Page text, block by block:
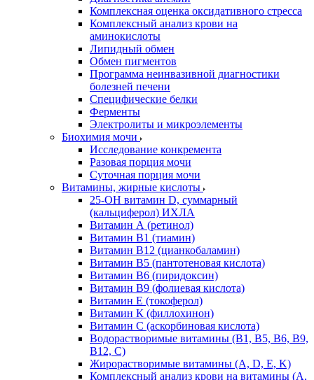
Комплексная оценка оксидативного стресса
Комплексный анализ крови на
аминокислоты
Липидный обмен
Обмен пигментов
Программа неинвазивной диагностики
болезней печени
Специфические белки
Ферменты
Электролиты и микроэлементы
Биохимия мочи
Исследование конкремента
Разовая порция мочи
Суточная порция мочи
Витамины, жирные кислоты
25-OH витамин D, суммарный
(кальциферол) ИХЛА
Витамин А (ретинол)
Витамин В1 (тиамин)
Витамин В12 (цианкобаламин)
Витамин В5 (пантотеновая кислота)
Витамин В6 (пиридоксин)
Витамин В9 (фолиевая кислота)
Витамин Е (токоферол)
Витамин К (филлохинон)
Витамин С (аскорбиновая кислота)
Водорастворимые витамины (B1, B5, B6, В9,
В12, С)
Жирорастворимые витамины (A, D, E, K)
Комплексный анализ крови на витамины (A,